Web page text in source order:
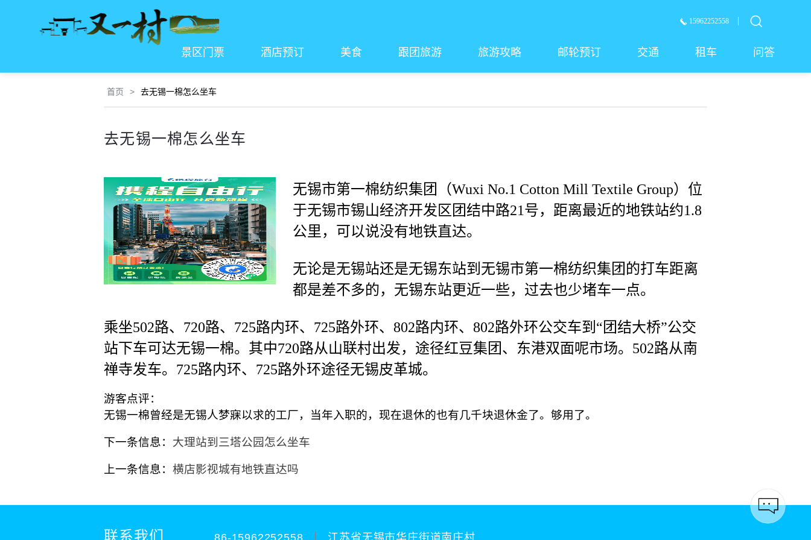
15962252558
景区门票 酒店预订 美食 跟团旅游 旅游攻略 邮轮预订 交通 租车 问答
首页 > 去无锡一棉怎么坐车
去无锡一棉怎么坐车
无锡市第一棉纺织集团（Wuxi No.1 Cotton Mill Textile Group）位
于无锡市锡山经济开发区团结中路21号，距离最近的地铁站约1.8
公里，可以说没有地铁直达。
无论是无锡站还是无锡东站到无锡市第一棉纺织集团的打车距离
都是差不多的，无锡东站更近一些，过去也少堵车一点。
乘坐502路、720路、725路内环、725路外环、802路内环、802路外环公交车到“团结大桥”公交
站下车可达无锡一棉。其中720路从山联村出发，途径红豆集团、东港双面呢市场。502路从南
禅寺发车。725路内环、725路外环途径无锡皮革城。
游客点评：
无锡一棉曾经是无锡人梦寐以求的工厂，当年入职的，现在退休的也有几千块退休金了。够用了。
下一条信息： 大理站到三塔公园怎么坐车
上一条信息： 横店影视城有地铁直达吗
联系我们 86-15962252558 江苏省无锡市华庄街道南庄村